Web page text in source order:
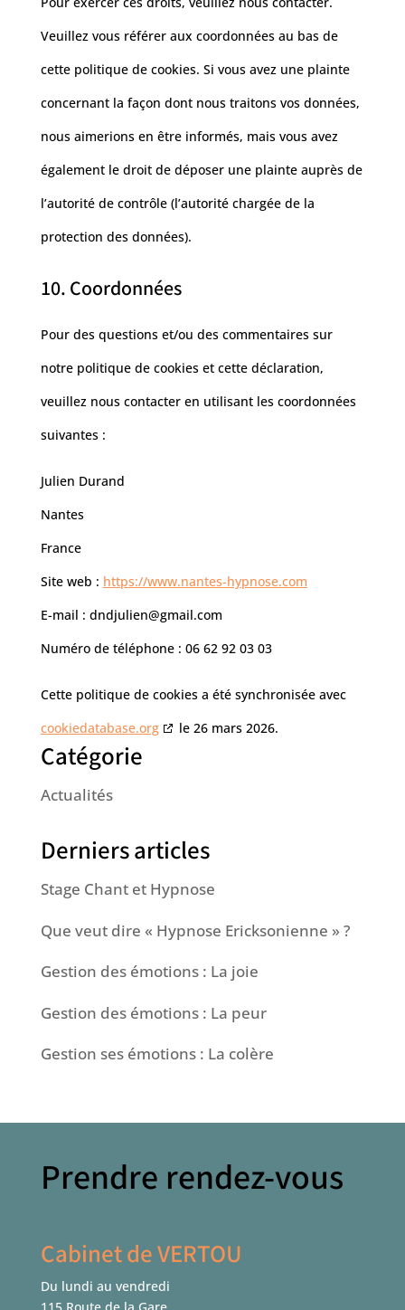
Veuillez vous référer aux coordonnées au bas de
cette politique de cookies. Si vous avez une plainte
concernant la façon dont nous traitons vos données,
nous aimerions en être informés, mais vous avez
également le droit de déposer une plainte auprès de
l’autorité de contrôle (l’autorité chargée de la
protection des données).
10. Coordonnées
Pour des questions et/ou des commentaires sur
notre politique de cookies et cette déclaration,
veuillez nous contacter en utilisant les coordonnées
suivantes :
Julien Durand
Nantes
France
Site web : https://www.nantes-hypnose.com
E-mail : dndjulien@gmail.com
Numéro de téléphone : 06 62 92 03 03
Cette politique de cookies a été synchronisée avec
cookiedatabase.org
le 26 mars 2026.
Catégorie
Actualités
Derniers articles
Stage Chant et Hypnose
Que veut dire « Hypnose Ericksonienne » ?
Gestion des émotions : La joie
Gestion des émotions : La peur
Gestion ses émotions : La colère
Prendre rendez-vous
Cabinet de VERTOU
Du lundi au vendredi